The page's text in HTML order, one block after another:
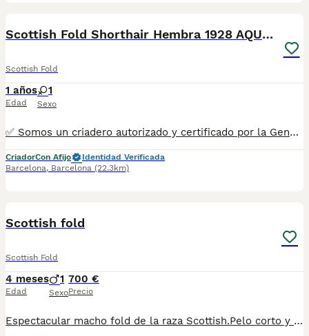
Scottish Fold Shorthair Hembra 1928 AQUANATURA
Scottish Fold
1 años
Edad
1
Sexo
✅ Somos un criadero autorizado y certificado por la Generalitat de Catalunya. PARA MÁS INFORMACIÓN: ☎️ 933095977 📱 685878504 / 674320847 💻 www.aquanatura.es 🚙 Hacemos envíos 📌 Calle Roger de Flor 45, muy cerca del Arc de Triomf de Barcelona, de Lunes a Sábados, desde las 10h hasta las 20:00h. Se entregan con la mayoría de sus vacunas, desparasitados interna y externamente, con microchip y su registro, cartilla sanitaria y contrato de garantías, bajo la supervisión de nuestro equipo veterinario.
CriadorCon Afijo
Identidad Verificada
Barcelona, Barcelona (22.3km)
Scottish fold
Scottish Fold
4 meses
Edad
1
Sexo
700 €
Precio
Espectacular macho fold de la raza Scottish.Pelo corto y bonito bicolor.Se entregará vacunado,desparasitado,revisión veterinario y cartilla sanitaria.Mas información por privado